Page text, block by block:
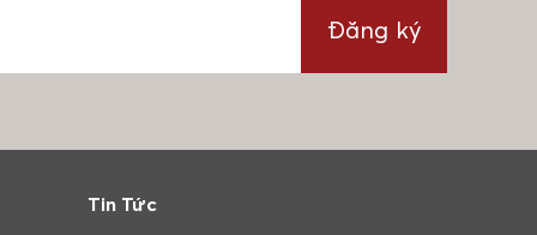
Đăng ký
Tin Tức